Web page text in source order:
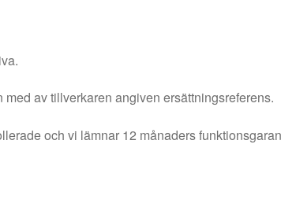
av tillverkaren angiven ersättningsreferens.
och vi lämnar 12 månaders